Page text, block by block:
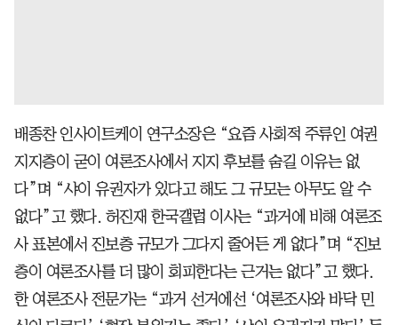
배종찬 인사이트케이 연구소장은 “요즘 사회적 주류인 여권
지지층이 굳이 여론조사에서 지지 후보를 숨길 이유는 없
다”며 “샤이 유권자가 있다고 해도 그 규모는 아무도 알 수
없다”고 했다. 허진재 한국갤럽 이사는 “과거에 비해 여론조
사 표본에서 진보층 규모가 그다지 줄어든 게 없다”며 “진보
층이 여론조사를 더 많이 회피한다는 근거는 없다”고 했다.
한 여론조사 전문가는 “과거 선거에선 ‘여론조사와 바닥 민